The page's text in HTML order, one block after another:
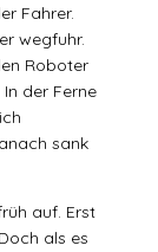
Fahrer.
wegfuhr.
Roboter
der Ferne
sank
auf. Erst
als es